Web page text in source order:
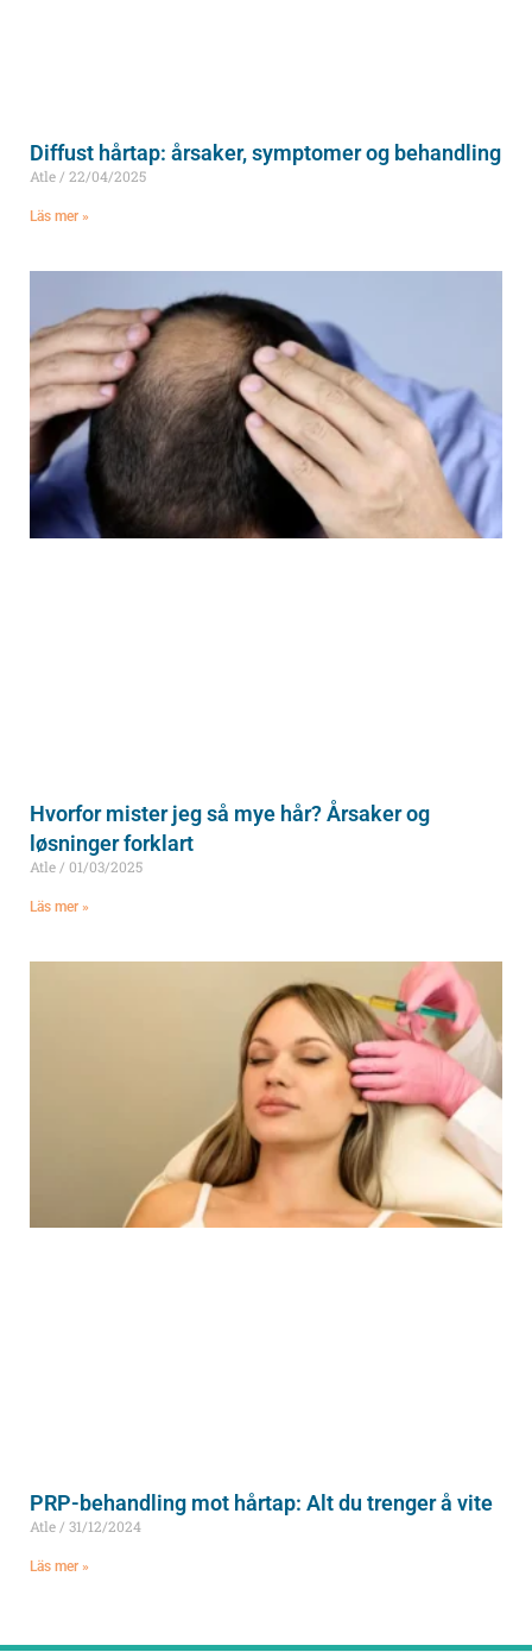
Diffust hårtap: årsaker, symptomer og behandling
Atle 22/04/2025
Läs mer »
Hvorfor mister jeg så mye hår? Årsaker og
løsninger forklart
Atle 01/03/2025
Läs mer »
PRP-behandling mot hårtap: Alt du trenger å vite
Atle 31/12/2024
Läs mer »